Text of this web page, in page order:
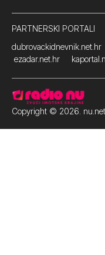
PARTNERSKI PORTALI
dubrovackidnevnik.net.hr
ezadar.net.hr
Copyright © 2026.